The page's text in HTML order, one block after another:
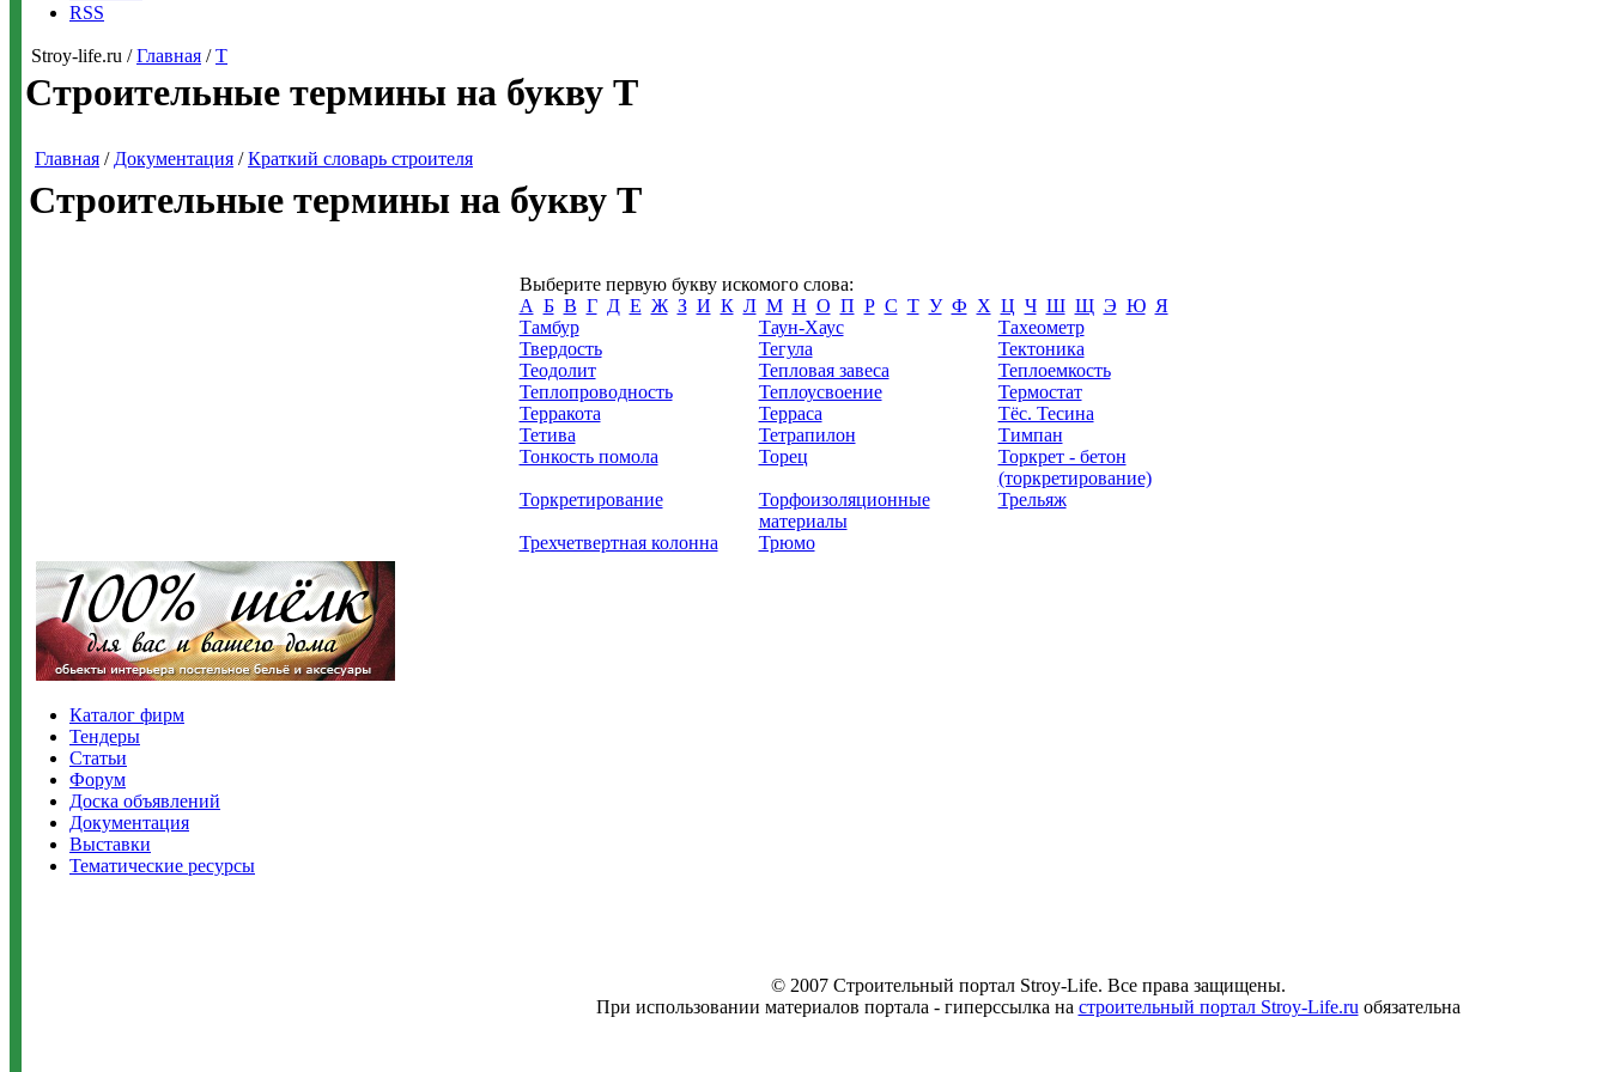
RSS
Stroy-life.ru /Главная /Т
Строительные термины на букву Т
Главная / Документация /Краткий словарь строителя
Строительные термины на букву Т
Выберите первую букву искомого слова:
А Б В Г Д Е Ж З И К Л М Н О П Р С Т У Ф Х Ц Ч Ш Щ Э Ю Я
Тамбур
Таун-Хаус
Тахеометр
Твердость
Тегула
Тектоника
Теодолит
Тепловая завеса
Теплоемкость
Теплопроводность
Теплоусвоение
Термостат
Терракота
Терраса
Тёс. Тесина
Тетива
Тетрапилон
Тимпан
Тонкость помола
Торец
Торкрет - бетон
(торкретирование)
Торкретирование
Торфоизоляционные
материалы
Трельяж
Трехчетвертная колонна Трюмо
Каталог фирм
Тендеры
Статьи
Форум
Доска объявлений
Документация
Выставки
Тематические ресурсы
© 2007 Строительный портал Stroy-Life. Все права защищены.
При использовании материалов портала - гиперссылка на строительный портал Stroy-Life.ru обязательна